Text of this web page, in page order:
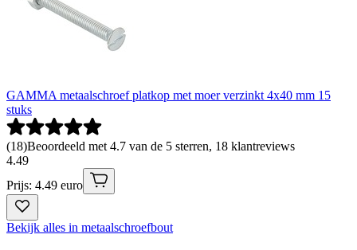
GAMMA metaalschroef platkop met moer verzinkt 4x40 mm 15
stuks
(18)Beoordeeld met 4.7 van de 5 sterren, 18 klantreviews
4.49
Prijs: 4.49 euro
Bekijk alles in metaalschroefbout